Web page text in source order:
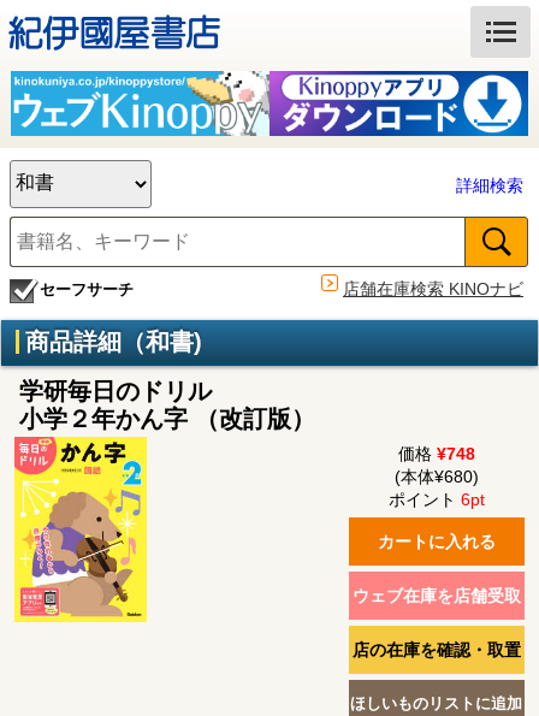
詳細検索
セーフサーチ 店舗在庫検索 KINOナビ
商品詳細（和書)
学研毎日のドリル
小学２年かん字 （改訂版）
価格 ¥748
(本体¥680)
ポイント 6pt